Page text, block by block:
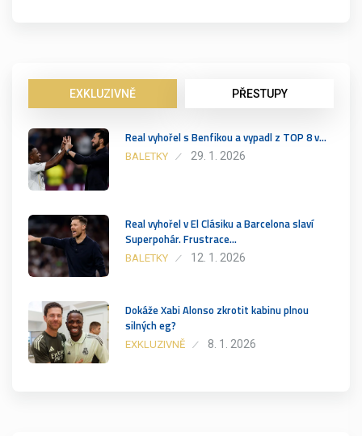
EXKLUZIVNĚ PŘESTUPY
Real vyhořel s Benfikou a vypadl z TOP 8 v…
BALETKY 29. 1. 2026
Real vyhořel v El Clásiku a Barcelona slaví
Superpohár. Frustrace…
BALETKY 12. 1. 2026
Dokáže Xabi Alonso zkrotit kabinu plnou
silných eg?
EXKLUZIVNĚ 8. 1. 2026